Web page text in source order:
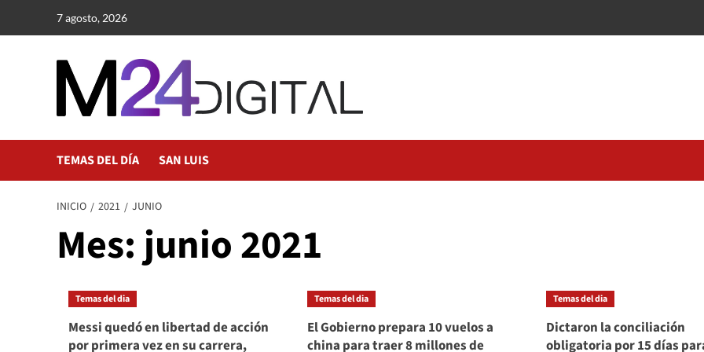
7 agosto, 2026
TEMAS DEL DÍA SAN LUIS
INICIO 2021 JUNIO
Mes:junio 2021
Temas del dia
Messi quedó en libertad de acción
por primera vez en su carrera,
Temas del dia
El Gobierno prepara 10 vuelos a
china para traer 8 millones de
Temas del dia
Dictaron la conciliación
obligatoria por 15 días